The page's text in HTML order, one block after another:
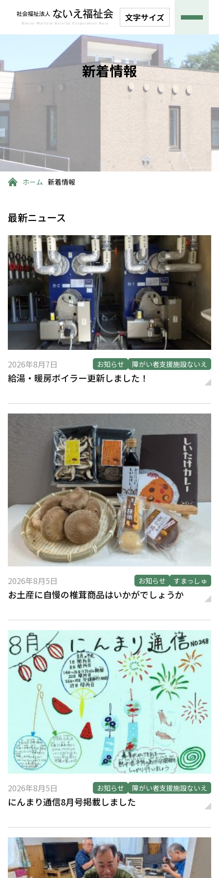
文字サイズ
新着情報
ホーム 新着情報
最新ニュース
2026年8月7日 お知らせ 障がい者支援施設ないえ
給湯・暖房ボイラー更新しました！
2026年8月5日 お知らせ すまっしゅ
お土産に自慢の椎茸商品はいかがでしょうか
2026年8月5日 お知らせ 障がい者支援施設ないえ
にんまり通信8月号掲載しました